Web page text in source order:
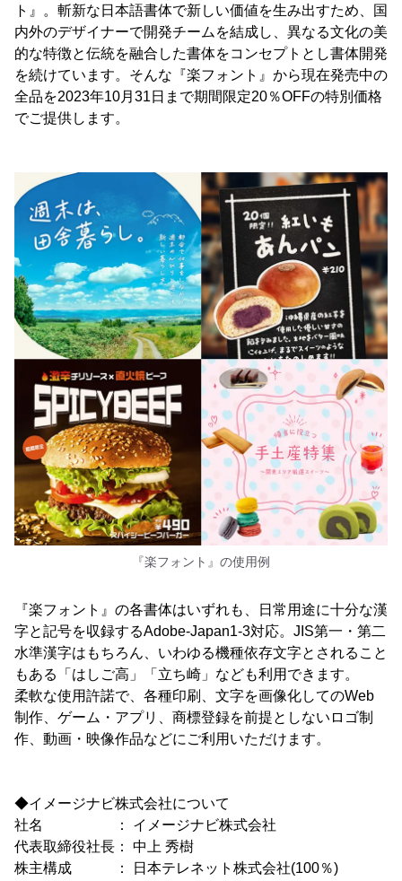
ト』。斬新な日本語書体で新しい価値を生み出すため、国
内外のデザイナーで開発チームを結成し、異なる文化の美
的な特徴と伝統を融合した書体をコンセプトとし書体開発
を続けています。そんな『楽フォント』から現在発売中の
全品を2023年10月31日まで期間限定20％OFFの特別価格
でご提供します。
『楽フォント』の使用例
『楽フォント』の各書体はいずれも、日常用途に十分な漢
字と記号を収録するAdobe-Japan1-3対応。JIS第一・第二
水準漢字はもちろん、いわゆる機種依存文字とされること
もある「はしご高」「立ち崎」なども利用できます。
柔軟な使用許諾で、各種印刷、文字を画像化してのWeb
制作、ゲーム・アプリ、商標登録を前提としないロゴ制
作、動画・映像作品などにご利用いただけます。
◆イメージナビ株式会社について
社名 ： イメージナビ株式会社
代表取締役社長： 中上 秀樹
株主構成 ： 日本テレネット株式会社(100％)